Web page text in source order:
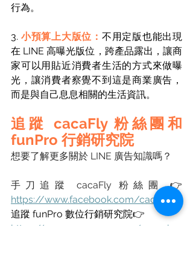
行為。
3. 小預算上大版位： 不用定版也能出現
在 LINE 高曝光版位，跨產品露出，讓商
家可以用貼近消費者生活的方式來做曝
光，讓消費者察覺不到這是商業廣告，
而是與自己息息相關的生活資訊。
追蹤 cacaFly 粉絲團和
funPro 行銷研究院
想要了解更多關於 LINE 廣告知識嗎？
手刀追蹤 cacaFly 粉絲團 👉
https://www.facebook.com/cacaFly/
追蹤 funPro 數位行銷研究院👉
https://www.accupass.com/organize